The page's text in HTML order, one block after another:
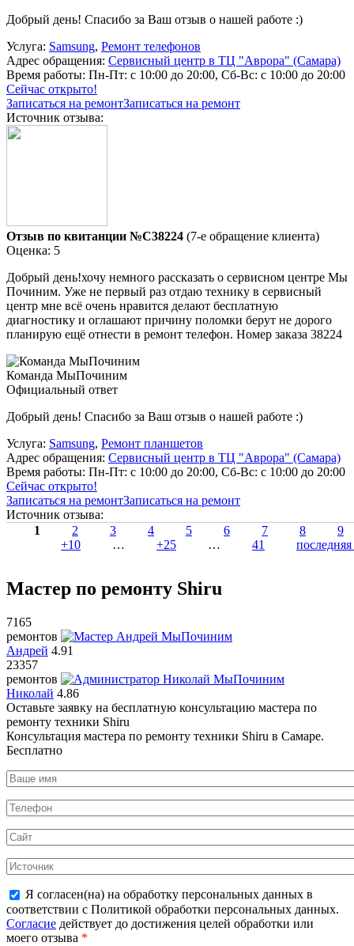
Добрый день! Спасибо за Ваш отзыв о нашей работе :)
Услуга: Samsung, Ремонт телефонов
Адрес обращения: Сервисный центр в ТЦ "Аврора" (Самара)
Время работы: Пн-Пт: с 10:00 до 20:00, Сб-Вс: с 10:00 до 20:00
Сейчас открыто!
Записаться на ремонтЗаписаться на ремонт
Источник отзыва:
Отзыв по квитанции №C38224 (7-е обращение клиента)
Оценка: 5
Добрый день!хочу немного рассказать о сервисном центре Мы
Починим. Уже не первый раз отдаю технику в сервисный
центр мне всё очень нравится делают бесплатную
диагностику и оглашают причину поломки берут не дорого
планирую ещё отнести в ремонт телефон. Номер заказа 38224
Команда МыПочиним
Официальный ответ
Добрый день! Спасибо за Ваш отзыв о нашей работе :)
Услуга: Samsung, Ремонт планшетов
Адрес обращения: Сервисный центр в ТЦ "Аврора" (Самара)
Время работы: Пн-Пт: с 10:00 до 20:00, Сб-Вс: с 10:00 до 20:00
Сейчас открыто!
Записаться на ремонтЗаписаться на ремонт
Источник отзыва:
1
2 3 4 5 6 7 8
9
+10
… +25 … 41 последняя
Мастер по ремонту Shiru
7165
ремонтов
Андрей 4.91
23357
ремонтов
Николай 4.86
Оставьте заявку на бесплатную консультацию мастера по
ремонту техники Shiru
Консультация мастера по ремонту техники Shiru в Самаре.
Бесплатно
Я согласен(на) на обработку персональных данных в
соответствии с Политикой обработки персональных данных.
Согласие действует до достижения целей обработки или
моего отзыва *